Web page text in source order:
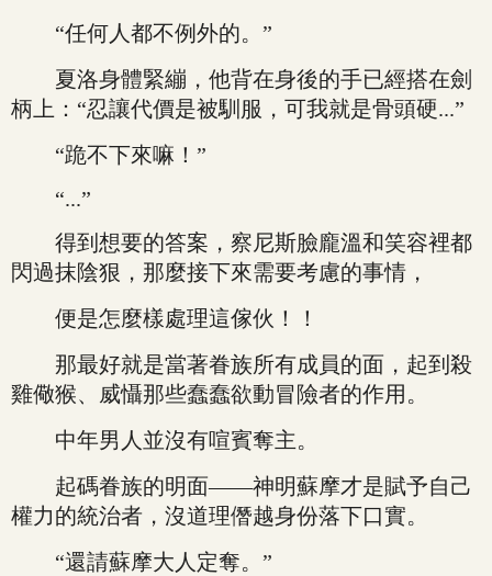
“任何人都不例外的。”
夏洛身體緊繃，他背在身後的手已經搭在劍
柄上：“忍讓代價是被馴服，可我就是骨頭硬...”
“跪不下來嘛！”
“...”
得到想要的答案，察尼斯臉龐溫和笑容裡都
閃過抹陰狠，那麼接下來需要考慮的事情，
便是怎麼樣處理這傢伙！！
那最好就是當著眷族所有成員的面，起到殺
雞儆猴、威懾那些蠢蠢欲動冒險者的作用。
中年男人並沒有喧賓奪主。
起碼眷族的明面——神明蘇摩才是賦予自己
權力的統治者，沒道理僭越身份落下口實。
“還請蘇摩大人定奪。”